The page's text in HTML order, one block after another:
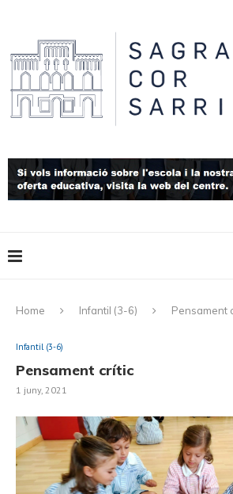
Home Infantil (3-6) Pensament
Infantil (3-6)
Pensament crític
1 juny, 2021